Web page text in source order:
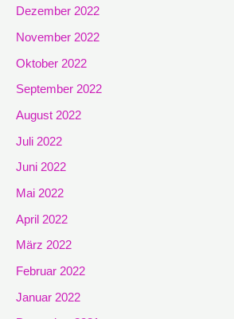
Dezember 2022
November 2022
Oktober 2022
September 2022
August 2022
Juli 2022
Juni 2022
Mai 2022
April 2022
März 2022
Februar 2022
Januar 2022